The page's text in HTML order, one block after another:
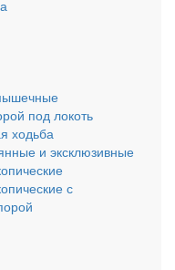
под локоть
ходьба
и эксклюзивные
с